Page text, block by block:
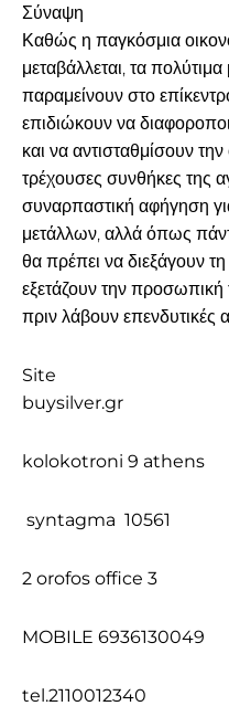
Σύναψη
Καθώς η παγκόσμια
μεταβάλλεται, τα
παραμείνουν στο
επιδιώκουν να
και να αντισταθμίσουν
τρέχουσες συνθήκες της
συναρπαστική αφήγηση
μετάλλων, αλλά όπως
θα πρέπει να διεξάγουν
εξετάζουν την προσωπική
πριν λάβουν επενδυτικές
Site
buysilver.gr
kolokotroni 9 athens
syntagma 10561
2 orofos office 3
MOBILE 6936130049
tel.2110012340